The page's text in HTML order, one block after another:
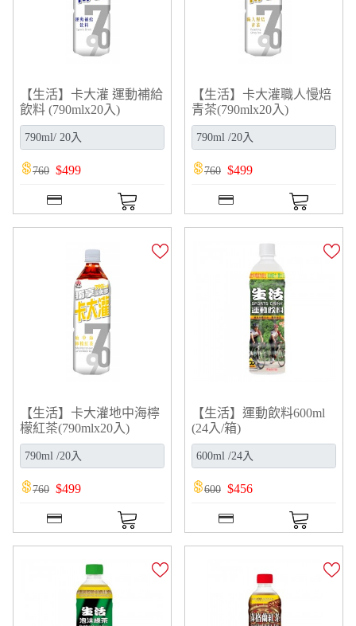
【生活】卡大灌 運動補給
飲料 (790mlx20入)
760 $499
【生活】卡大灌職人慢焙
青茶(790mlx20入)
760 $499
【生活】卡大灌地中海檸
檬紅茶(790mlx20入)
760 $499
【生活】運動飲料600ml
(24入/箱)
600 $456